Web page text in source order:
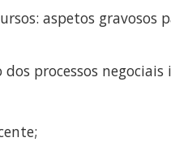
aspetos gravosos
processos